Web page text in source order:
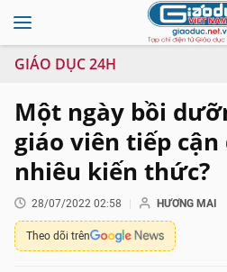
GIÁO DỤC 24H
Một ngày bồi
giáo viên tiếp
nhiêu kiến thức?
28/07/2022 02:58 HƯƠNG MAI
Theo dõi trên